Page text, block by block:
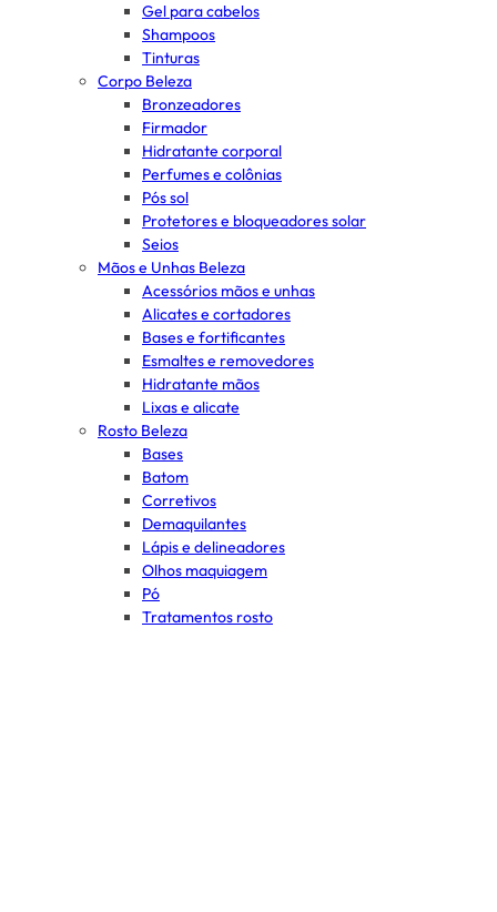
Gel para cabelos
Shampoos
Tinturas
Corpo Beleza
Bronzeadores
Firmador
Hidratante corporal
Perfumes e colônias
Pós sol
Protetores e bloqueadores solar
Seios
Mãos e Unhas Beleza
Acessórios mãos e unhas
Alicates e cortadores
Bases e fortificantes
Esmaltes e removedores
Hidratante mãos
Lixas e alicate
Rosto Beleza
Bases
Batom
Corretivos
Demaquilantes
Lápis e delineadores
Olhos maquiagem
Pó
Tratamentos rosto